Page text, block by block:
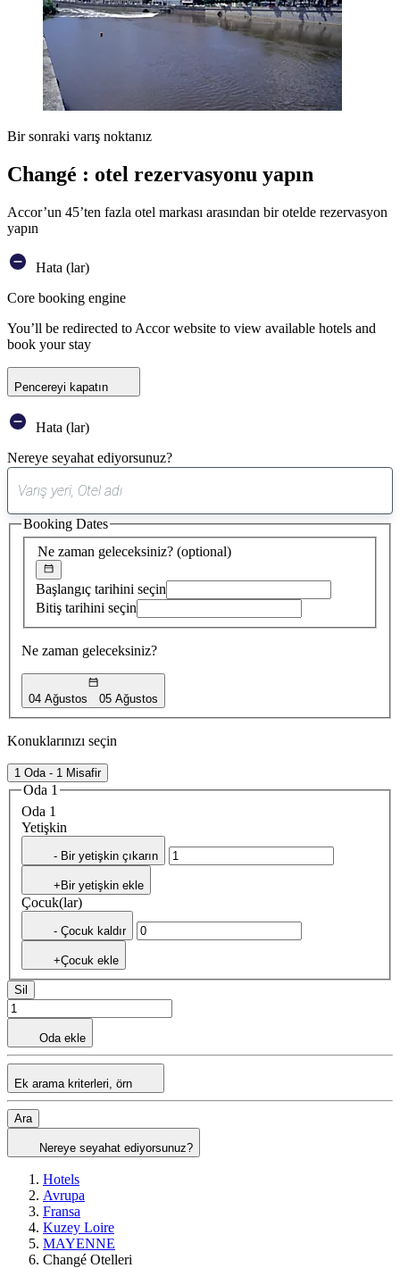
Bir sonraki varış noktanız
Changé : otel rezervasyonu yapın
Accor’un 45’ten fazla otel markası arasından bir otelde rezervasyon
yapın
Hata (lar)
Core booking engine
You’ll be redirected to Accor website to view available hotels and
book your stay
Pencereyi kapatın
Hata (lar)
Nereye seyahat ediyorsunuz?
öneri
bulundu
Ne zaman geleceksiniz? (optional)
Başlangıç tarihini seçin
Bitiş tarihini seçin
Ne zaman geleceksiniz?
04 Ağustos 05 Ağustos
Booking Dates
Konuklarınızı seçin
1 Oda - 1 Misafir
Oda 1
Oda 1
Yetişkin
- Bir yetişkin çıkarın
+Bir yetişkin ekle
Çocuk(lar)
- Çocuk kaldır
+Çocuk ekle
Sil
Oda ekle
Ek arama kriterleri, örn
Ara
Nereye seyahat ediyorsunuz?
Hotels
Avrupa
Fransa
Kuzey Loire
MAYENNE
Changé Otelleri